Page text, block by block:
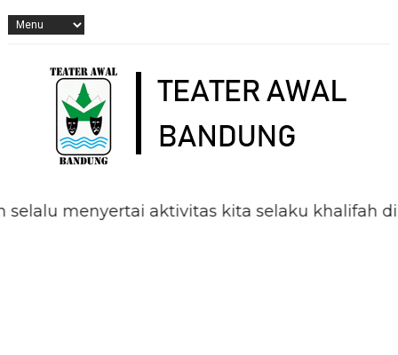
aktivitas kita selaku khalifah di muka